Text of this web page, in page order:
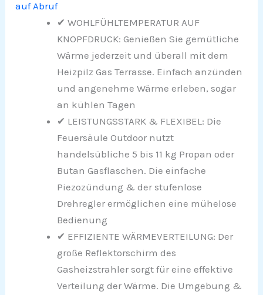
auf Abruf
✔ WOHLFÜHLTEMPERATUR AUF
KNOPFDRUCK: Genießen Sie gemütliche
Wärme jederzeit und überall mit dem
Heizpilz Gas Terrasse. Einfach anzünden
und angenehme Wärme erleben, sogar
an kühlen Tagen
✔ LEISTUNGSSTARK & FLEXIBEL: Die
Feuersäule Outdoor nutzt
handelsübliche 5 bis 11 kg Propan oder
Butan Gasflaschen. Die einfache
Piezozündung & der stufenlose
Drehregler ermöglichen eine mühelose
Bedienung
✔ EFFIZIENTE WÄRMEVERTEILUNG: Der
große Reflektorschirm des
Gasheizstrahler sorgt für eine effektive
Verteilung der Wärme. Die Umgebung &